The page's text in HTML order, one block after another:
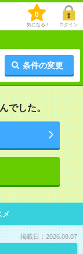
0
気になる！ ログイン
条件の変更
でした。
掲載日：2026.08.07